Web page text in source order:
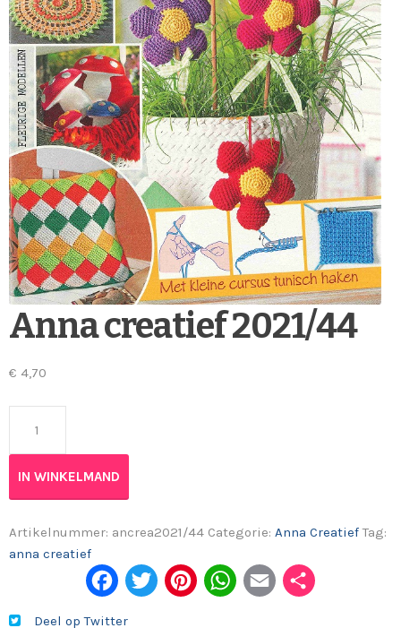
Anna creatief 2021/44
€ 4,70
IN WINKELMAND
Artikelnummer: ancrea2021/44 Categorie: Anna Creatief Tag:
anna creatief
Fac
ebo
Twi
Pint
Wh
Em
Deel op Twitter